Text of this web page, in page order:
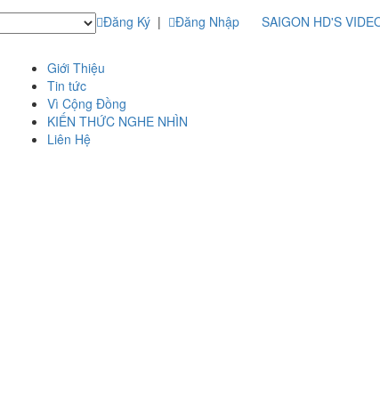
Đăng Ký | Đăng Nhập SAIGON HD'S
Giới Thiệu
Tin tức
Vì Cộng Đồng
KIẾN THỨC NGHE NHÌN
Liên Hệ